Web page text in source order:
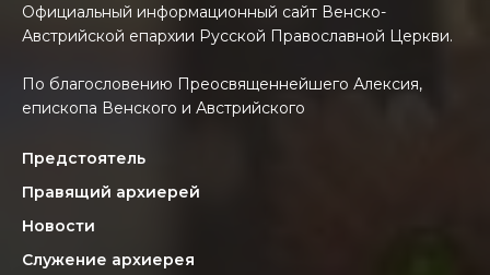
Официальный информационный сайт Венско-
Австрийской епархии Русской Православной Церкви.
По благословению Преосвященнейшего Алексия,
епископа Венского и Австрийского
Предстоятель
Правящий архиерей
Новости
Служение архиерея